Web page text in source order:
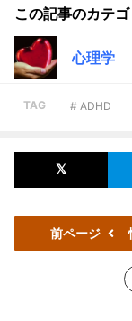
この記事のカテゴ
心理学
TAG # ADHD
前ページ